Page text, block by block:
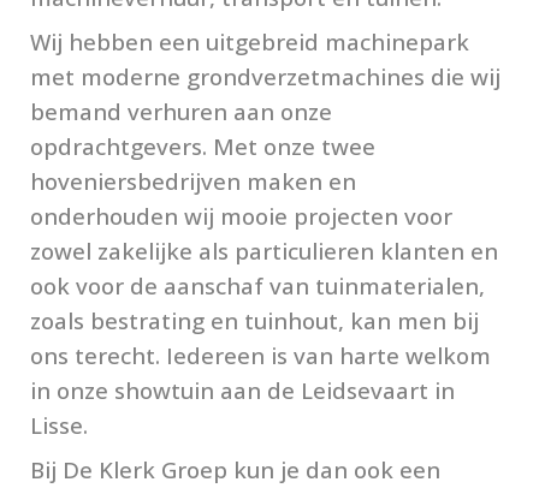
Wij hebben een uitgebreid machinepark
met moderne grondverzetmachines die wij
bemand verhuren aan onze
opdrachtgevers. Met onze twee
hoveniersbedrijven maken en
onderhouden wij mooie projecten voor
zowel zakelijke als particulieren klanten en
ook voor de aanschaf van tuinmaterialen,
zoals bestrating en tuinhout, kan men bij
ons terecht. Iedereen is van harte welkom
in onze showtuin aan de Leidsevaart in
Lisse.
Bij De Klerk Groep kun je dan ook een